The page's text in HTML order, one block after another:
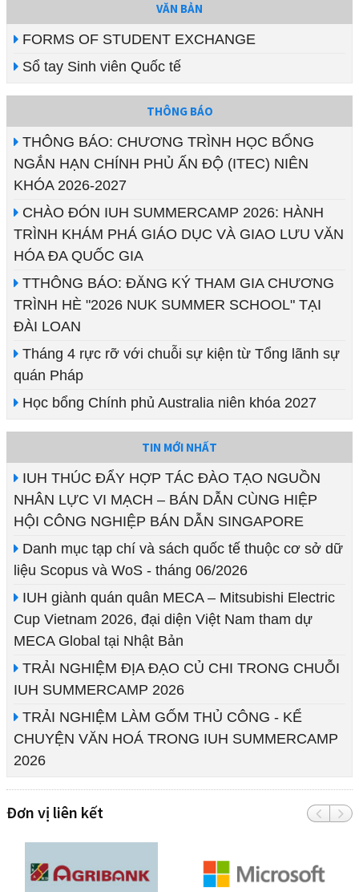
VĂN BẢN
FORMS OF STUDENT EXCHANGE
Sổ tay Sinh viên Quốc tế
THÔNG BÁO
THÔNG BÁO: CHƯƠNG TRÌNH HỌC BỔNG
NGẮN HẠN CHÍNH PHỦ ẤN ĐỘ (ITEC) NIÊN
KHÓA 2026-2027
CHÀO ĐÓN IUH SUMMERCAMP 2026: HÀNH
TRÌNH KHÁM PHÁ GIÁO DỤC VÀ GIAO LƯU VĂN
HÓA ĐA QUỐC GIA
TTHÔNG BÁO: ĐĂNG KÝ THAM GIA CHƯƠNG
TRÌNH HÈ "2026 NUK SUMMER SCHOOL" TẠI
ĐÀI LOAN
Tháng 4 rực rỡ với chuỗi sự kiện từ Tổng lãnh sự
quán Pháp
Học bổng Chính phủ Australia niên khóa 2027
TIN MỚI NHẤT
IUH THÚC ĐẨY HỢP TÁC ĐÀO TẠO NGUỒN
NHÂN LỰC VI MẠCH – BÁN DẪN CÙNG HIỆP
HỘI CÔNG NGHIỆP BÁN DẪN SINGAPORE
Danh mục tạp chí và sách quốc tế thuộc cơ sở dữ
liệu Scopus và WoS - tháng 06/2026
IUH giành quán quân MECA – Mitsubishi Electric
Cup Vietnam 2026, đại diện Việt Nam tham dự
MECA Global tại Nhật Bản
TRẢI NGHIỆM ĐỊA ĐẠO CỦ CHI TRONG CHUỖI
IUH SUMMERCAMP 2026
TRẢI NGHIỆM LÀM GỐM THỦ CÔNG - KỂ
CHUYỆN VĂN HOÁ TRONG IUH SUMMERCAMP
2026
Đơn vị liên kết